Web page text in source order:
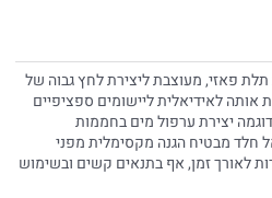
פאזי, מעוצבת ליצירת לחץ גבוה של
אותה לאידיאלית ליישומים ספציפיים
יצירת ערפול מים בחממות
מבטיח הגנה מקסימלית מפני
לאורך זמן, אף בתנאים קשים ובשימוש